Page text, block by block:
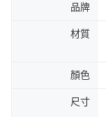
品牌
材質
顏色
尺寸